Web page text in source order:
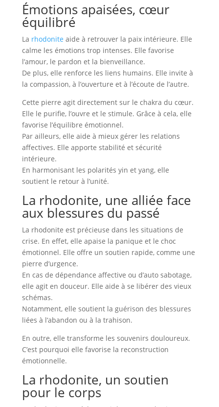
Émotions apaisées, cœur
équilibré
La rhodonite aide à retrouver la paix intérieure. Elle
calme les émotions trop intenses. Elle favorise
l’amour, le pardon et la bienveillance.
De plus, elle renforce les liens humains. Elle invite à
la compassion, à l’ouverture et à l’écoute de l’autre.
Cette pierre agit directement sur le chakra du cœur.
Elle le purifie, l’ouvre et le stimule. Grâce à cela, elle
favorise l’équilibre émotionnel.
Par ailleurs, elle aide à mieux gérer les relations
affectives. Elle apporte stabilité et sécurité
intérieure.
En harmonisant les polarités yin et yang, elle
soutient le retour à l’unité.
La rhodonite, une alliée face
aux blessures du passé
La rhodonite est précieuse dans les situations de
crise. En effet, elle apaise la panique et le choc
émotionnel. Elle offre un soutien rapide, comme une
pierre d’urgence.
En cas de dépendance affective ou d’auto sabotage,
elle agit en douceur. Elle aide à se libérer des vieux
schémas.
Notamment, elle soutient la guérison des blessures
liées à l’abandon ou à la trahison.
En outre, elle transforme les souvenirs douloureux.
C’est pourquoi elle favorise la reconstruction
émotionnelle.
La rhodonite, un soutien
pour le corps